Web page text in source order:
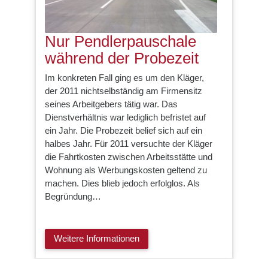
Nur Pendlerpauschale
während der Probezeit
Im konkreten Fall ging es um den Kläger,
der 2011 nichtselbständig am Firmensitz
seines Arbeitgebers tätig war. Das
Dienstverhältnis war lediglich befristet auf
ein Jahr. Die Probezeit belief sich auf ein
halbes Jahr. Für 2011 versuchte der Kläger
die Fahrtkosten zwischen Arbeitsstätte und
Wohnung als Werbungskosten geltend zu
machen. Dies blieb jedoch erfolglos. Als
Begründung…
Weitere Informationen